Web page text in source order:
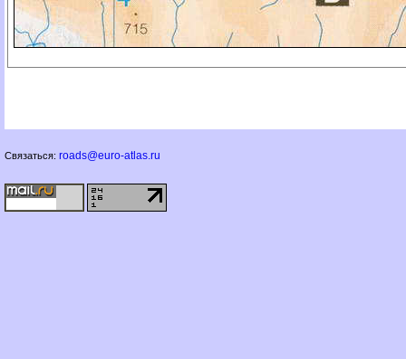
Связаться: roads@euro-atlas.ru